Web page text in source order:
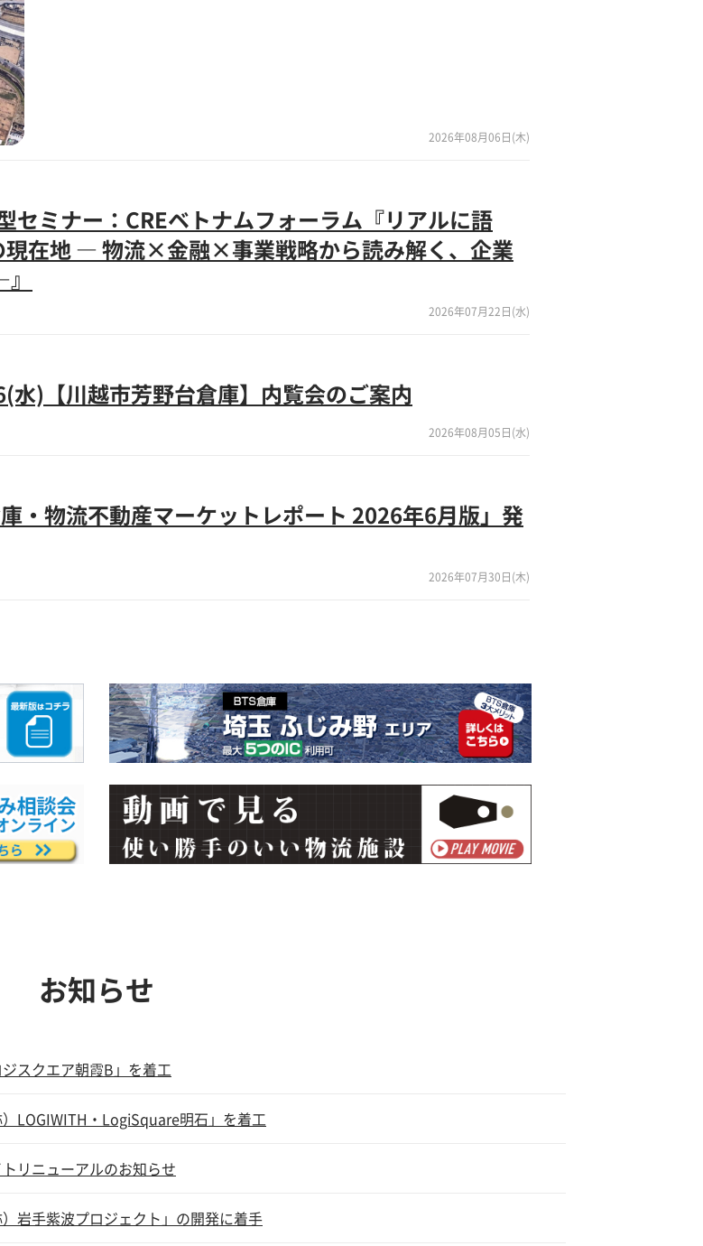
2026年08月06日(木)
セミナー：CREベトナムフォーラム『リアルに語
現在地 ― 物流×金融×事業戦略から読み解く、企業
2026年07月22日(水)
)【川越市芳野台倉庫】内覧会のご案内
2026年08月05日(水)
・物流不動産マーケットレポート 2026年6月版」発
2026年07月30日(木)
お知らせ
スクエア朝霞B」を着工
LOGIWITH・LogiSquare明石」を着工
リニューアルのお知らせ
岩手紫波プロジェクト」の開発に着手